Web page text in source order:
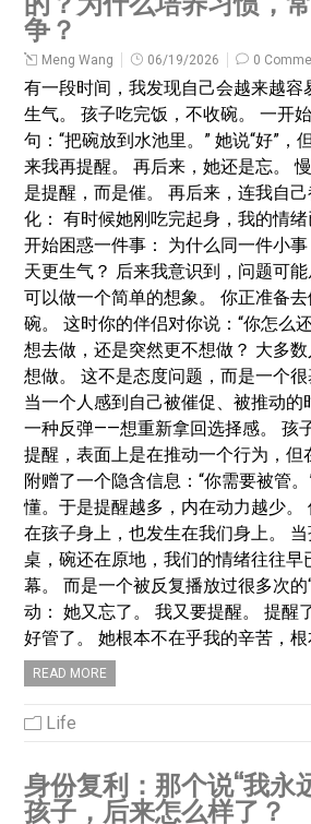
争？
Meng Wang 06/19/2026 0
有一段时间，我发现自己会越来越容
生气。 孩子吃完饭，不收碗。 一开
句：“把碗放到水池里。” 她说“好”，
来我再提醒。 再后来，她还是忘。
是提醒，而是催。 再后来，连我自
化： 有时候她刚吃完起身，我的情
开始困惑一件事： 为什么同一件小
天更生气？ 后来我意识到，问题可能
可以做一个简单的想象。 你正准备
碗。 这时你的伴侣对你说：“你怎么
想去做，还是突然更不想做？ 大多
想做。 这不是态度问题，而是一个很
当一个人感到自己被催促、被推动的
一种反弹——想重新拿回选择感。 孩
提醒，表面上是在推动一个行为，但
附赠了一个隐含信息：“你需要被管
懂。于是提醒越多，内在动力越少。
在孩子身上，也发生在我们身上。
桌，碗还在原地，我们的情绪往往早
幕。 而是一个被反复播放过很多次的
动： 她又忘了。 我又要提醒。 提醒
好管了。 她根本不在乎我的辛苦，
READ MORE
Life
身份复利：那个说“我永
孩子，后来怎么样了？